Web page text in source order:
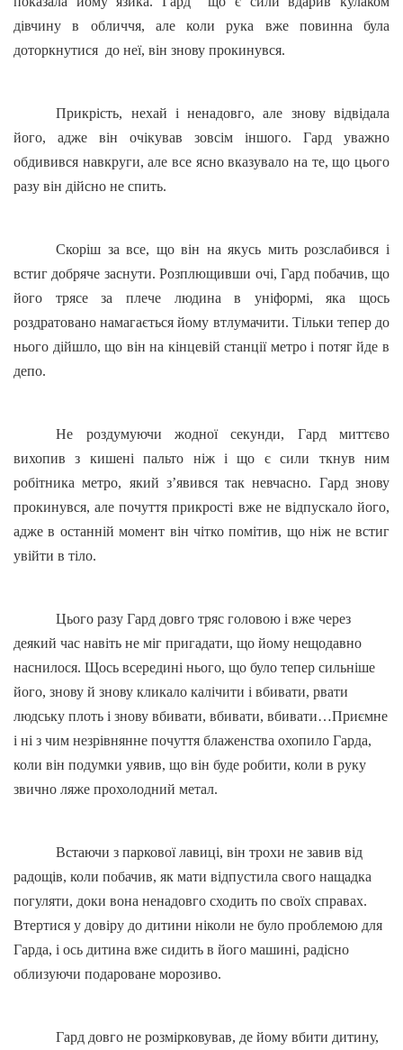
дівчину в обличчя, але коли рука вже повинна була
доторкнутися до неї, він знову прокинувся.
Прикрість, нехай і ненадовго, але знову відвідала
його, адже він очікував зовсім іншого. Гард уважно
обдивився навкруги, але все ясно вказувало на те, що цього
разу він дійсно не спить.
Скоріш за все, що він на якусь мить розслабився і
встиг добряче заснути. Розплющивши очі, Гард побачив, що
його трясе за плече людина в уніформі, яка щось
роздратовано намагається йому втлумачити. Тільки тепер до
нього дійшло, що він на кінцевій станції метро і потяг йде в
депо.
Не роздумуючи жодної секунди, Гард миттєво
вихопив з кишені пальто ніж і що є сили ткнув ним
робітника метро, який з’явився так невчасно. Гард знову
прокинувся, але почуття прикрості вже не відпускало його,
адже в останній момент він чітко помітив, що ніж не встиг
увійти в тіло.
Цього разу Гард довго тряс головою і вже через
деякий час навіть не міг пригадати, що йому нещодавно
наснилося. Щось всередині нього, що було тепер сильніше
його, знову й знову кликало калічити і вбивати, рвати
людську плоть і знову вбивати, вбивати, вбивати…Приємне
і ні з чим незрівнянне почуття блаженства охопило Гарда,
коли він подумки уявив, що він буде робити, коли в руку
звично ляже прохолодний метал.
Встаючи з паркової лавиці, він трохи не завив від
радощів, коли побачив, як мати відпустила свого нащадка
погуляти, доки вона ненадовго сходить по своїх справах.
Втертися у довіру до дитини ніколи не було проблемою для
Гарда, і ось дитина вже сидить в його машині, радісно
облизуючи подароване морозиво.
Гард довго не розмірковував, де йому вбити дитину,